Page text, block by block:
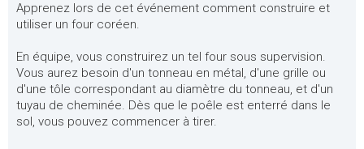
Apprenez lors de cet événement comment construire et
utiliser un four coréen.
En équipe, vous construirez un tel four sous supervision.
Vous aurez besoin d'un tonneau en métal, d'une grille ou
d'une tôle correspondant au diamètre du tonneau, et d'un
tuyau de cheminée. Dès que le poêle est enterré dans le
sol, vous pouvez commencer à tirer.